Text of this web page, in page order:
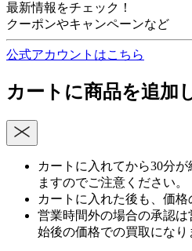
最新情報をチェック！
クーポンやキャンペーンなど
公式アカウントはこちら
カートに商品を追加
カートに入れてから30分
ますのでご注意ください。
カートに入れた後も、価格
営業時間外の場合の承認
始後の価格での買取になり